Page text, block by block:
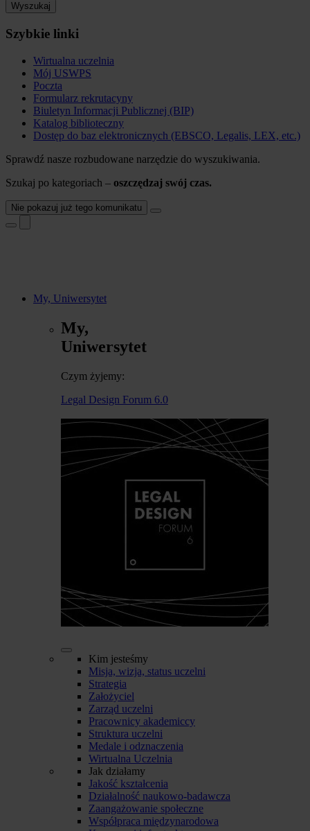
Wyszukaj
Szybkie linki
Wirtualna uczelnia
Mój USWPS
Poczta
Formularz rekrutacyny
Biuletyn Informacji Publicznej (BIP)
Katalog biblioteczny
Dostęp do baz elektronicznych (EBSCO, Legalis, LEX, etc.)
Sprawdź nasze rozbudowane narzędzie do wyszukiwania.
Szukaj po kategoriach – oszczędzaj swój czas.
Nie pokazuj już tego komunikatu
My, Uniwersytet
My,
Uniwersytet
Czym żyjemy:
Legal Design Forum 6.0
Kim jesteśmy
Misja, wizja, status uczelni
Strategia
Założyciel
Zarząd uczelni
Pracownicy akademiccy
Struktura uczelni
Medale i odznaczenia
Wirtualna Uczelnia
Jak działamy
Jakość kształcenia
Działalność naukowo-badawcza
Zaangażowanie społeczne
Współpraca międzynarodowa